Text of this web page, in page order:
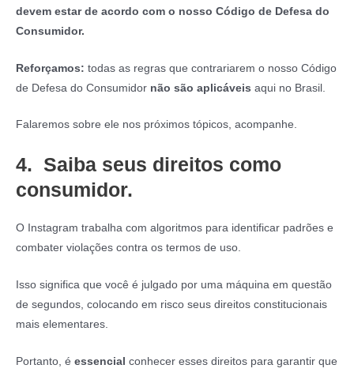
devem estar de acordo com o nosso Código de Defesa do
Consumidor.
Reforçamos: todas as regras que contrariarem o nosso Código
de Defesa do Consumidor não são aplicáveis aqui no Brasil.
Falaremos sobre ele nos próximos tópicos, acompanhe.
4. Saiba seus direitos como
consumidor.
O Instagram trabalha com algoritmos para identificar padrões e
combater violações contra os termos de uso.
Isso significa que você é julgado por uma máquina em questão
de segundos, colocando em risco seus direitos constitucionais
mais elementares.
Portanto, é essencial conhecer esses direitos para garantir que